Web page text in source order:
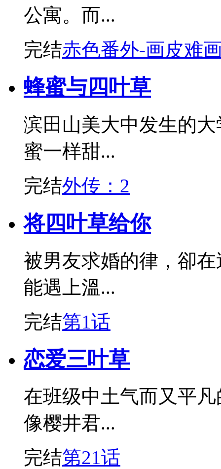
公寓。而...
完结赤色番外-画皮难
蜂蜜与四叶草
滨田山美大中发生的
蜜一样甜...
完结外传：2
将四叶草给你
被男友求婚的律，卻
能遇上溫...
完结第1话
恋爱三叶草
在班级中土气而又平
像樱井君...
完结第21话